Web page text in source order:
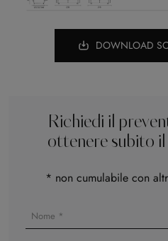
DOWNLOAD
Richiedi il
ottenere subito
* non cumulabile con